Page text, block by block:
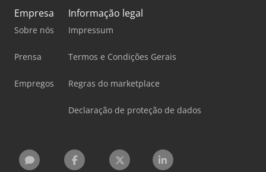
Empresa
Sobre nós
Prensa
Empregos
Informação legal
Impressum
Termos e Condições Gerais
Regras do marketplace
Declaração de proteção de dados